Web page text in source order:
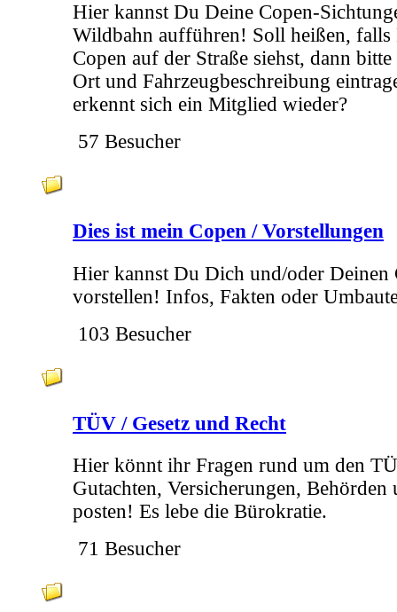
Hier kannst Du Deine Copen-
Wildbahn aufführen! Soll heißen, falls
Copen auf der Straße siehst, dann
Ort und Fahrzeugbeschreibung
erkennt sich ein Mitglied wieder?
57 Besucher
Dies ist mein Copen / Vorstellungen
Hier kannst Du Dich und/oder Deinen
vorstellen! Infos, Fakten oder
103 Besucher
TÜV / Gesetz und Recht
Hier könnt ihr Fragen rund um den
Gutachten, Versicherungen,
posten! Es lebe die Bürokratie.
71 Besucher